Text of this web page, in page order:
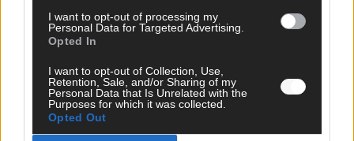
I want to opt-out of processing my
Personal Data for Targeted Advertising.
Opted In
I want to opt-out of Collection, Use,
Retention, Sale, and/or Sharing of my
Personal Data that Is Unrelated with the
Purposes for which it was collected.
Opted Out
Wissen
Kommentar
Eurovision
FLASH – DAS VIDEOPORTAL